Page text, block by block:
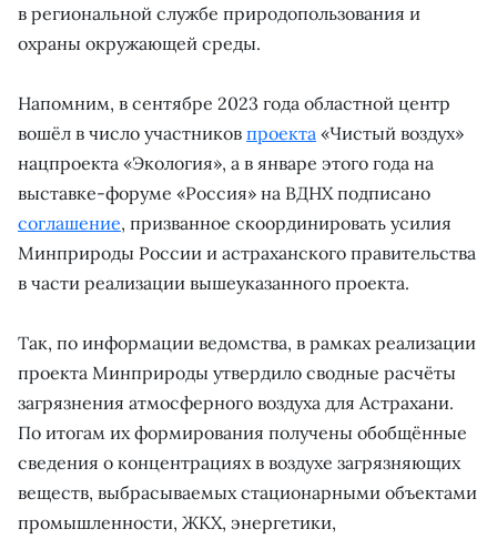
в региональной службе природопользования и
охраны окружающей среды.
Напомним, в сентябре 2023 года областной центр
вошёл в число участников проекта «Чистый воздух»
нацпроекта «Экология», а в январе этого года на
выставке-форуме «Россия» на ВДНХ подписано
соглашение, призванное скоординировать усилия
Минприроды России и астраханского правительства
в части реализации вышеуказанного проекта.
Так, по информации ведомства, в рамках реализации
проекта Минприроды утвердило сводные расчёты
загрязнения атмосферного воздуха для Астрахани.
По итогам их формирования получены обобщённые
сведения о концентрациях в воздухе загрязняющих
веществ, выбрасываемых стационарными объектами
промышленности, ЖКХ, энергетики,